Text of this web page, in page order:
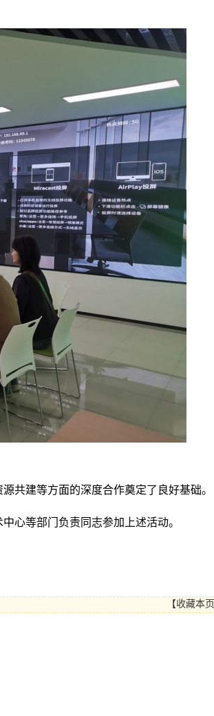
共建等方面的深度合作奠定了良好基础。
心等部门负责同志参加上述活动。
【收藏本页